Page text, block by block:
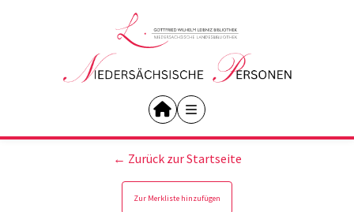
← Zurück zur Startseite
Zur Merkliste hinzufügen